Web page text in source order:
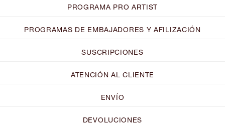
PROGRAMA PRO ARTIST
PROGRAMAS DE EMBAJADORES Y AFILIZACIÓN
SUSCRIPCIONES
ATENCIÓN AL CLIENTE
ENVÍO
DEVOLUCIONES